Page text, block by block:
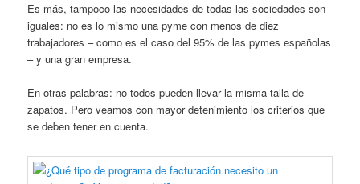
Es más, tampoco las necesidades de todas las sociedades son
iguales: no es lo mismo una pyme con menos de diez
trabajadores – como es el caso del 95% de las pymes españolas
– y una gran empresa.
En otras palabras: no todos pueden llevar la misma talla de
zapatos. Pero veamos con mayor detenimiento los criterios que
se deben tener en cuenta.